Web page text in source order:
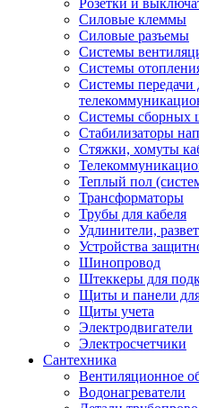
Силовые клеммы
Силовые разъемы
Системы
Системы
Системы передачи
Системы сборных
Стабилизаторы
Стяжки, хомуты
Теплый пол
Трансформаторы
Трубы для кабеля
Удлинители,
Устройства
Шинопровод
Штеккеры для
Щиты и панели
Щиты учета
Электродвигатели
Электросчетчики
Сантехника
Вентиляционное
Водонагреватели